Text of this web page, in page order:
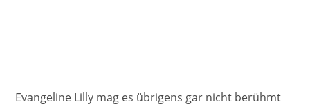
Evangeline Lilly mag es übrigens gar nicht berühmt